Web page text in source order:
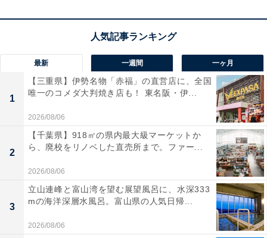
「DC10WA」の口コミは？
「DC10WA」には以下のような口コミが寄せられていま
最新 一週間 一ヶ月
1
【三重県】伊勢名物「赤福」の直営店に、全国
唯一のコメダ大判焼き店も！ 東名阪・伊...
2026/08/06
2
【千葉県】918㎡の県内最大級マーケットか
ら、廃校をリノベした直売所まで。ファー...
2026/08/06
3
立山連峰と富山湾を望む展望風呂に、水深333
mの海洋深層水風呂。富山県の人気日帰...
2026/08/06